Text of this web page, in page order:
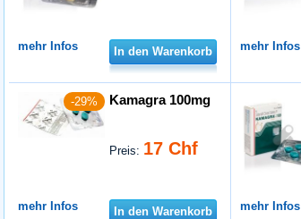
mehr Infos In den Warenkorb mehr Infos
-29% Kamagra 100mg
Preis: 17 Chf
mehr Infos In den Warenkorb mehr Infos